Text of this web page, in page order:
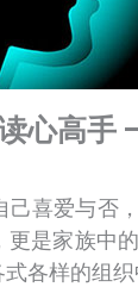
心高手 —
喜爱与否
是家族中
各样的组织